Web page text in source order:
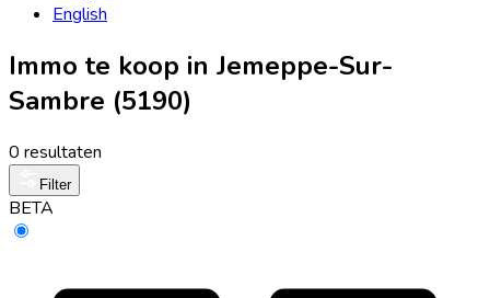
English
Immo te koop in Jemeppe-Sur-
Sambre (5190)
0 resultaten
Filter
BETA